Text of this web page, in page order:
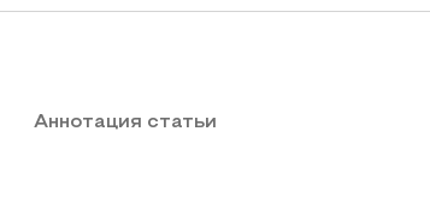
Аннотация статьи